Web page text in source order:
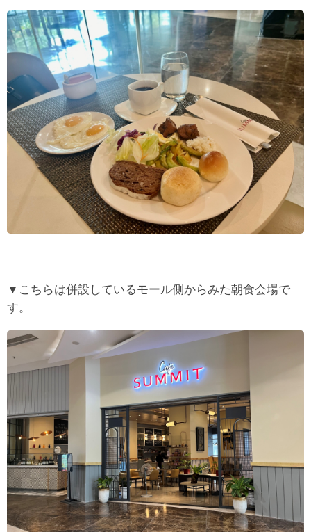
▼こちらは併設しているモール側からみた朝食会場で
す。